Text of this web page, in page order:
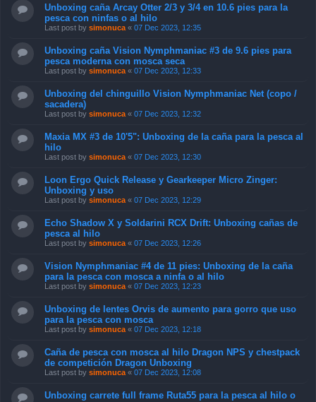
Unboxing caña Arcay Otter 2/3 y 3/4 en 10.6 pies para la
pesca con ninfas o al hilo
Last post by simonuca « 07 Dec 2023, 12:35
Unboxing caña Vision Nymphmaniac #3 de 9.6 pies para
pesca moderna con mosca seca
Last post by simonuca « 07 Dec 2023, 12:33
Unboxing del chinguillo Vision Nymphmaniac Net (copo /
sacadera)
Last post by simonuca « 07 Dec 2023, 12:32
Maxia MX #3 de 10'5": Unboxing de la caña para la pesca al
hilo
Last post by simonuca « 07 Dec 2023, 12:30
Loon Ergo Quick Release y Gearkeeper Micro Zinger:
Unboxing y uso
Last post by simonuca « 07 Dec 2023, 12:29
Echo Shadow X y Soldarini RCX Drift: Unboxing cañas de
pesca al hilo
Last post by simonuca « 07 Dec 2023, 12:26
Vision Nymphmaniac #4 de 11 pies: Unboxing de la caña
para la pesca con mosca a ninfa o al hilo
Last post by simonuca « 07 Dec 2023, 12:23
Unboxing de lentes Orvis de aumento para gorro que uso
para la pesca con mosca
Last post by simonuca « 07 Dec 2023, 12:18
Caña de pesca con mosca al hilo Dragon NPS y chestpack
de competición Dragon Unboxing
Last post by simonuca « 07 Dec 2023, 12:08
Unboxing carrete full frame Ruta55 para la pesca al hilo o